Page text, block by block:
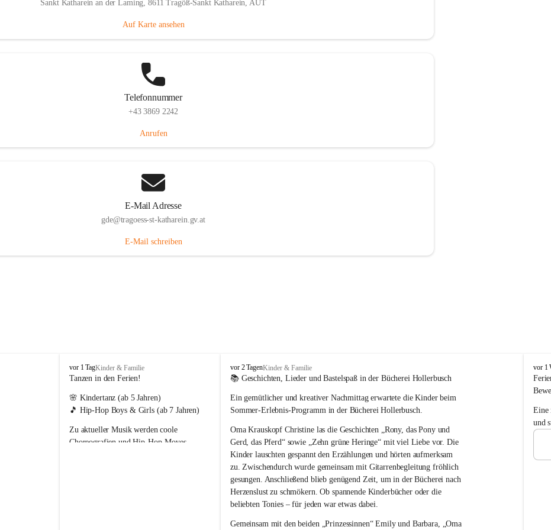
Sankt Katharein an der Laming, 8611 Tragöß-Sankt Katharein, AUT
Auf Karte ansehen
Telefonnummer
+43 3869 2242
Anrufen
E-Mail Adresse
gde@tragoess-st-katharein.gv.at
E-Mail schreiben
T
r
g
ö
-
S
vor 1 TagKinder & Familie
Tanzen in den Ferien!
🌸 Kindertanz (ab 5 Jahren)
🎵 Hip-Hop Boys & Girls (ab 7 Jahren)
Zu aktueller Musik werden coole
Choreografien und Hip-Hop-Moves
T
r
g
ö
-
S
t
.
K
a
t
h
r
vor 2 TagenKinder & Familie
📚 Geschichten, Lieder und Bastelspaß in der Bücherei Hollerbusch
Ein gemütlicher und kreativer Nachmittag erwartete die Kinder beim
Sommer-Erlebnis-Programm in der Bücherei Hollerbusch.
Oma Krauskopf Christine las die Geschichten „Rony, das Pony und
Gerd, das Pferd“ sowie „Zehn grüne Heringe“ mit viel Liebe vor. Die
Kinder lauschten gespannt den Erzählungen und hörten aufmerksam
zu. Zwischendurch wurde gemeinsam mit Gitarrenbegleitung fröhlich
gesungen. Anschließend blieb genügend Zeit, um in der Bücherei nach
Herzenslust zu schmökern. Ob spannende Kinderbücher oder die
beliebten Tonies – für jeden war etwas dabei.
Gemeinsam mit den beiden „Prinzessinnen“ Emily und Barbara, „Oma
T
r
a
ö
ß
-
vor 1
Eine
und